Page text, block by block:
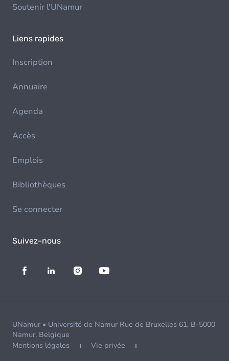
Soutenir l'UNamur
Liens rapides
Inscription
Annuaire
Agenda
Accès
Emplois
Bibliothèques
Se connecter
Suivez-nous
UNamur • Université de Namur Rue de Bruxelles 61, B-5000
Namur, Belgique
Mentions légales
Vie privée